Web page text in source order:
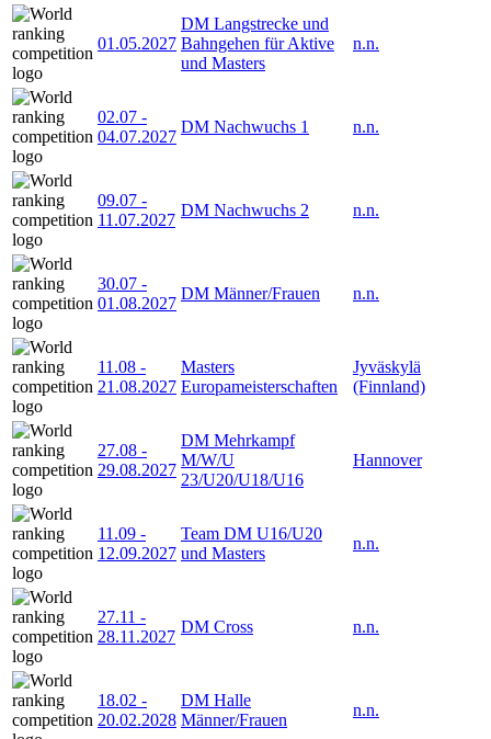
01.05.2027
DM Langstrecke und
Bahngehen für Aktive
und Masters
n.n.
02.07 -
04.07.2027
DM Nachwuchs 1 n.n.
09.07 -
11.07.2027
DM Nachwuchs 2 n.n.
30.07 -
01.08.2027
DM Männer/Frauen n.n.
11.08 -
21.08.2027
Masters
Europameisterschaften
Jyväskylä
(Finnland)
27.08 -
29.08.2027
DM Mehrkampf
M/W/U
23/U20/U18/U16
Hannover
11.09 -
12.09.2027
Team DM U16/U20
und Masters
n.n.
27.11 -
28.11.2027
DM Cross n.n.
18.02 -
20.02.2028
DM Halle
Männer/Frauen
n.n.